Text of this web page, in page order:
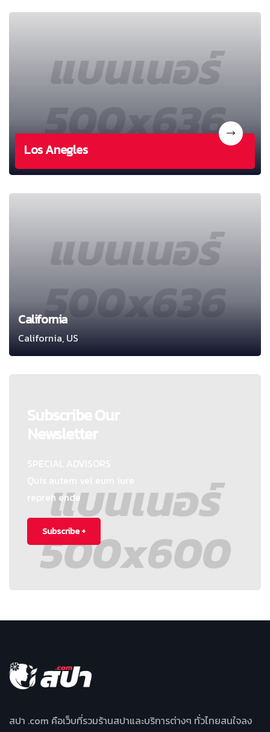
Los Anegles
California
California, US
repreh ende
Subscribe +
สปา .com คือเว็บที่รวมร้านสปาและบริการต่างๆ ทั่วไทยสนใจลง